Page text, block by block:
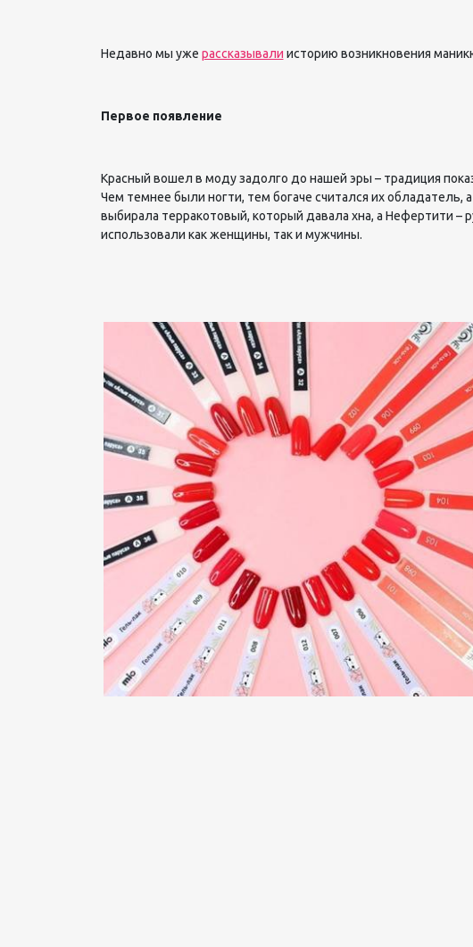
Недавно мы уже рассказывали историю возникновения
Первое появление
Красный вошел в моду задолго до нашей эры – традиция
Чем темнее были ногти, тем богаче считался их
выбирала терракотовый, который давала хна, а Нефертити
использовали как женщины, так и мужчины.